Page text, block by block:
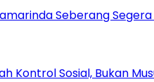
Seberang
Kontrol Sosial, Bukan